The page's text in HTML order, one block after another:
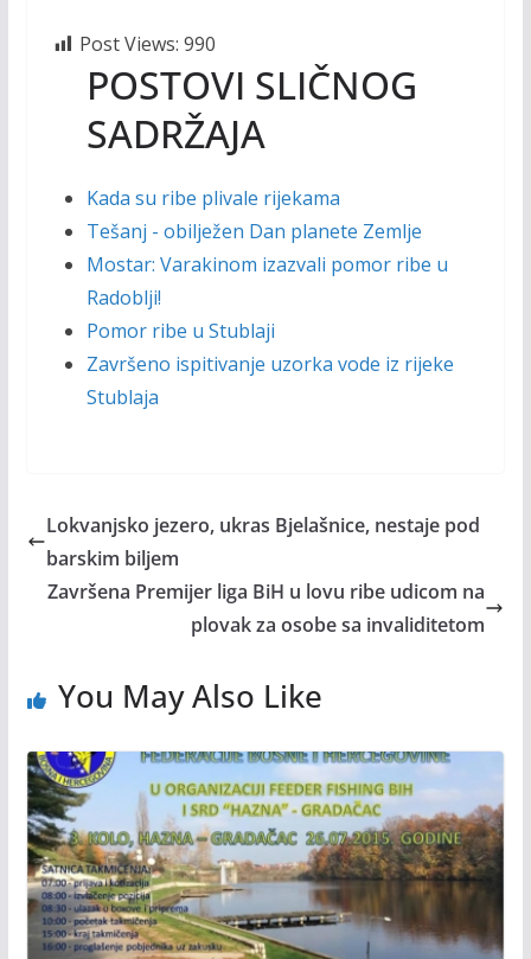
Post Views: 990
POSTOVI SLIČNOG
SADRŽAJA
Kada su ribe plivale rijekama
Tešanj - obilježen Dan planete Zemlje
Mostar: Varakinom izazvali pomor ribe u
Radoblji!
Pomor ribe u Stublaji
Završeno ispitivanje uzorka vode iz rijeke
Stublaja
Lokvanjsko jezero, ukras Bjelašnice, nestaje pod
barskim biljem
Završena Premijer liga BiH u lovu ribe udicom na
plovak za osobe sa invaliditetom
You May Also Like